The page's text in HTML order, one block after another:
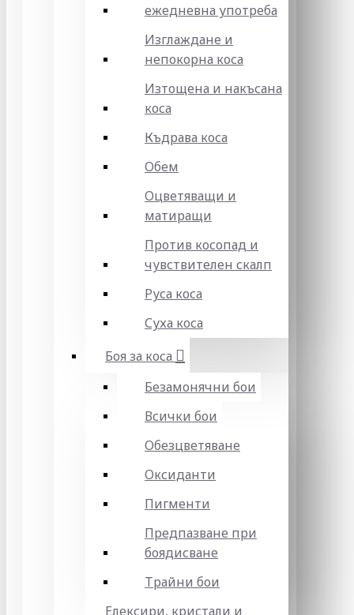
ежедневна употреба
Изглаждане и
непокорна коса
Изтощена и накъсана
коса
Къдрава коса
Обем
Оцветяващи и
матиращи
Против косопад и
чувствителен скалп
Руса коса
Суха коса
Боя за коса
Безамонячни бои
Всички бои
Обезцветяване
Оксиданти
Пигменти
Предпазване при
боядисване
Трайни бои
Елексири, кристали и